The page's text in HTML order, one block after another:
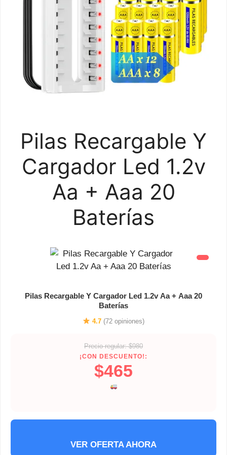
Pilas Recargable Y
Cargador Led 1.2v
Aa + Aaa 20
Baterías
Pilas Recargable Y Cargador Led 1.2v Aa + Aaa 20
Baterías
4.7 (72 opiniones)
Precio regular: $980
¡CON DESCUENTO!:
$465
VER OFERTA AHORA